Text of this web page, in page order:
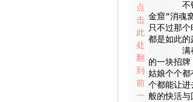
不错，
金窟”消魂
只不过那
都是如此的
满春园
的一块招
姑娘个个都
个都能让进
般的快活与
点
击
此
处
翻
到
前
一